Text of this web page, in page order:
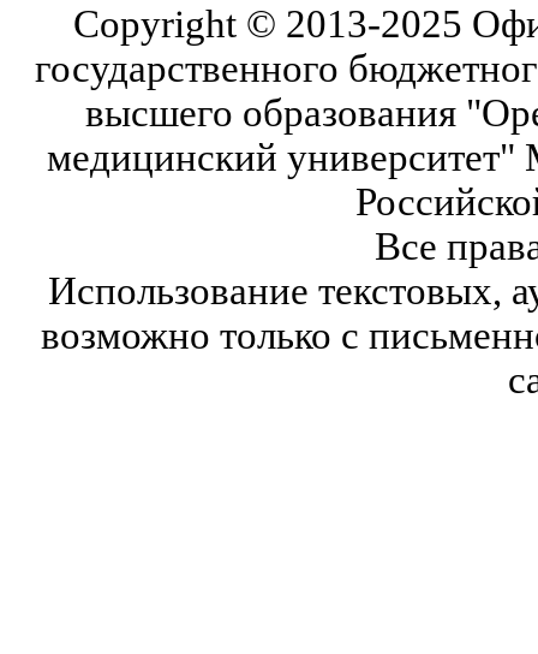
Copyright © 2013-2025
государственного
высшего образования
медицинский университет"
Все
Использование текстовых,
возможно только с